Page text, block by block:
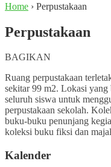
Home › Perpustakaan
Perpustakaan
BAGIKAN
Ruang perpustakaan
sekitar 99 m2. Lokasi yang
seluruh siswa untuk
perpustakaan sekolah.
buku-buku penunjang
koleksi buku fiksi dan
Kalender